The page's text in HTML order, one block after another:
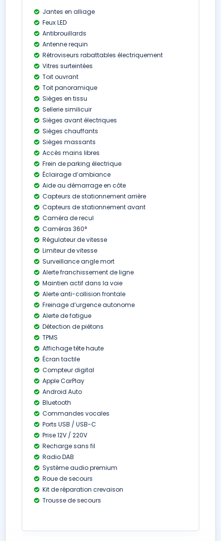
Jantes en alliage
Feux LED
Antibrouillards
Antenne requin
Rétroviseurs rabattables électriquement
Vitres surteintées
Toit ouvrant
Toit panoramique
Sièges en tissu
Sellerie similicuir
Sièges avant électriques
Sièges chauffants
Sièges massants
Accès mains libres
Frein de parking électrique
Éclairage d’ambiance
Aide au démarrage en côte
Capteurs de stationnement arrière
Capteurs de stationnement avant
Caméra de recul
Caméras 360°
Régulateur de vitesse
Limiteur de vitesse
Surveillance angle mort
Alerte franchissement de ligne
Maintien actif dans la voie
Alerte anti-collision frontale
Freinage d’urgence autonome
Alerte de fatigue
Détection de piétons
TPMS
Affichage tête haute
Écran tactile
Compteur digital
Apple CarPlay
Android Auto
Bluetooth
Commandes vocales
Ports USB / USB-C
Prise 12V / 220V
Recharge sans fil
Radio DAB
Système audio premium
Roue de secours
Kit de réparation crevaison
Trousse de secours